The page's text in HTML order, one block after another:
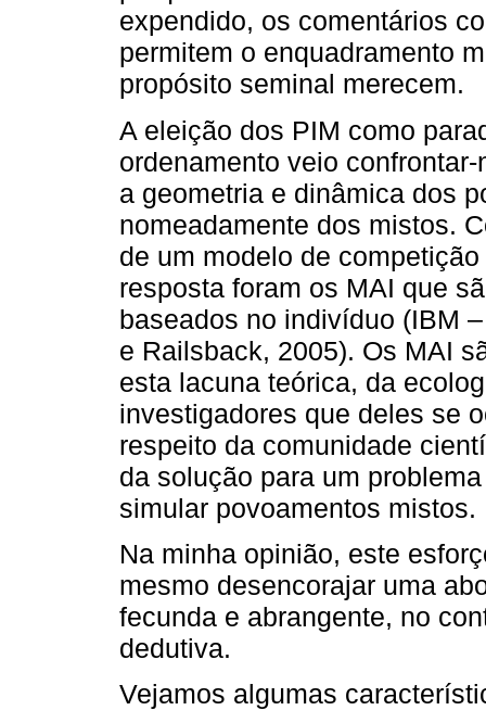
expendido, os comentários
permitem o enquadramento
propósito seminal merecem.
A eleição dos PIM como
ordenamento veio
a geometria e dinâmica dos
nomeadamente dos mistos.
de um modelo de
resposta foram os MAI que
baseados no indivíduo (IBM
e Railsback, 2005). Os MAI
esta lacuna teórica, da
investigadores que deles se
respeito da comunidade
da solução para um
simular povoamentos mistos.
Na minha opinião, este
mesmo desencorajar uma
fecunda e abrangente, no
dedutiva.
Vejamos algumas